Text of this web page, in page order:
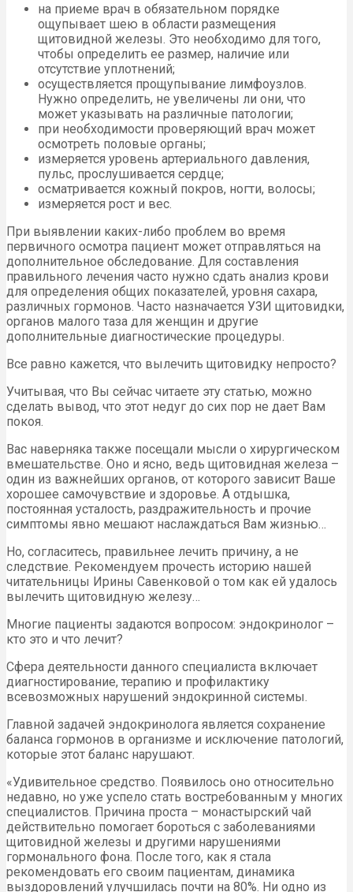
на приеме врач в обязательном порядке
ощупывает шею в области размещения
щитовидной железы. Это необходимо для того,
чтобы определить ее размер, наличие или
отсутствие уплотнений;
осуществляется прощупывание лимфоузлов.
Нужно определить, не увеличены ли они, что
может указывать на различные патологии;
при необходимости проверяющий врач может
осмотреть половые органы;
измеряется уровень артериального давления,
пульс, прослушивается сердце;
осматривается кожный покров, ногти, волосы;
измеряется рост и вес.
При выявлении каких-либо проблем во время
первичного осмотра пациент может отправляться на
дополнительное обследование. Для составления
правильного лечения часто нужно сдать анализ крови
для определения общих показателей, уровня сахара,
различных гормонов. Часто назначается УЗИ щитовидки,
органов малого таза для женщин и другие
дополнительные диагностические процедуры.
Все равно кажется, что вылечить щитовидку непросто?
Учитывая, что Вы сейчас читаете эту статью, можно
сделать вывод, что этот недуг до сих пор не дает Вам
покоя.
Вас наверняка также посещали мысли о хирургическом
вмешательстве. Оно и ясно, ведь щитовидная железа –
один из важнейших органов, от которого зависит Ваше
хорошее самочувствие и здоровье. А отдышка,
постоянная усталость, раздражительность и прочие
симптомы явно мешают наслаждаться Вам жизнью…
Но, согласитесь, правильнее лечить причину, а не
следствие. Рекомендуем прочесть историю нашей
читательницы Ирины Савенковой о том как ей удалось
вылечить щитовидную железу…
Многие пациенты задаются вопросом: эндокринолог –
кто это и что лечит?
Сфера деятельности данного специалиста включает
диагностирование, терапию и профилактику
всевозможных нарушений эндокринной системы.
Главной задачей эндокринолога является сохранение
баланса гормонов в организме и исключение патологий,
которые этот баланс нарушают.
«Удивительное средство. Появилось оно относительно
недавно, но уже успело стать востребованным у многих
специалистов. Причина проста – монастырский чай
действительно помогает бороться с заболеваниями
щитовидной железы и другими нарушениями
гормонального фона. После того, как я стала
рекомендовать его своим пациентам, динамика
выздоровлений улучшилась почти на 80%. Ни одно из